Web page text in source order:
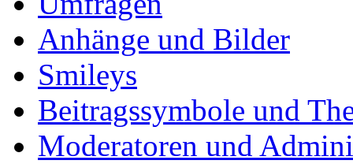
Anhänge und Bilder
Smileys
Beitragssymbole und
Moderatoren und